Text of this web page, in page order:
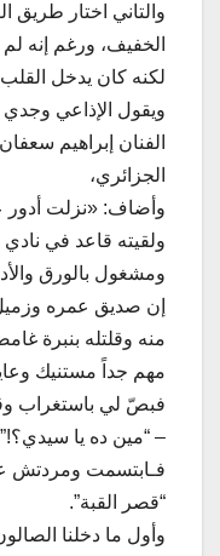
والتاني اختار طريق
الخفيف، ورغم إنه
لكنه كان يدخل
​ويقول الإذاعي وجدي
الفنان إبراهيم
الجزائري،
وأضاف: «​نزلت أدور
ولقيته قاعد في
ومشغول بالورق
إن صديق عمره
منه وقلتله بنبرة
مهم جداً مستنيك
فبصّ لي باستغراب
– “مين ده يا سيدي؟!”
فـابتسمت ومردتش
“قصر القبة”.
و​أول ما دخلنا